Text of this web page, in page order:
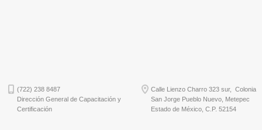
(722) 238 8487
Dirección General de Capacitación y
Certificación
Calle Lienzo Charro 323 sur, Colonia
San Jorge Pueblo Nuevo, Metepec
Estado de México, C.P. 52154